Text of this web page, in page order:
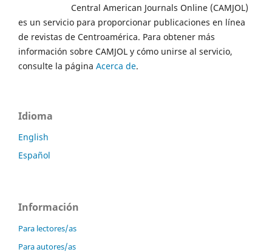
Central American Journals Online (CAMJOL)
es un servicio para proporcionar publicaciones en línea
de revistas de Centroamérica. Para obtener más
información sobre CAMJOL y cómo unirse al servicio,
consulte la página Acerca de.
Idioma
English
Español
Información
Para lectores/as
Para autores/as